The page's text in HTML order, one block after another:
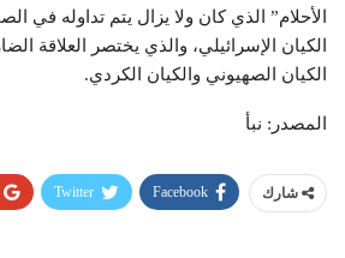
الأحلام” الذي كان ولا يزال يتم تداوله في
الكيان الإسرائيلي، والذي يختصر العلاقة
الكيان الصهيوني والكيان الكردي.
المصدر: نبأ
شارك Facebook
Twitter